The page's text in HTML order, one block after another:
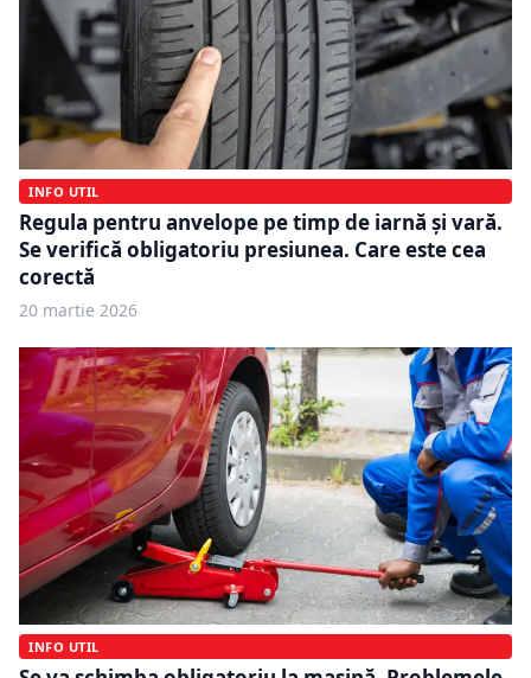
INFO UTIL
Regula pentru anvelope pe timp de iarnă și vară.
Se verifică obligatoriu presiunea. Care este cea
corectă
20 martie 2026
INFO UTIL